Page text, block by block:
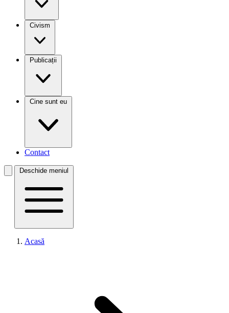
Civism
Publicații
Cine sunt eu
Contact
Deschide meniul
Acasă